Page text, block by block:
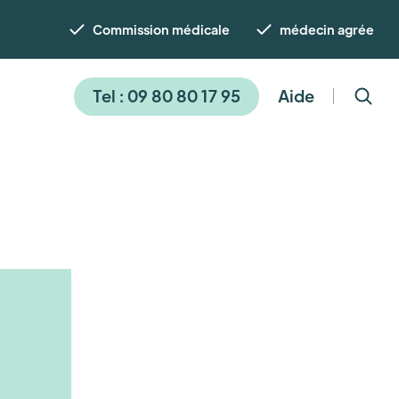
Commission médicale médecin agrée
Tel : 09 80 80 17 95 Aide